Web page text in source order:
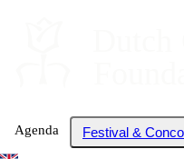
Agenda Festival &